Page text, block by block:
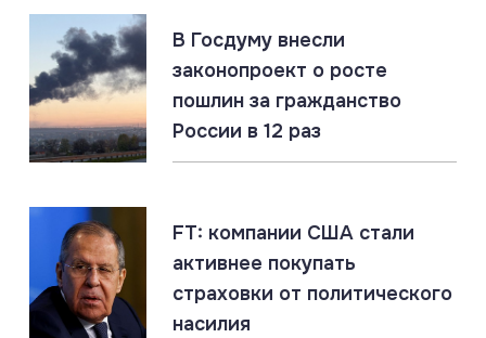
07.08.2026
ЕС переводит Украине €1,4 млрд из доходов от
замороженных активов России
07.08.2026
В Госдуму внесли
законопроект о росте
пошлин за гражданство
России в 12 раз
FT: компании США стали
активнее покупать
страховки от политического
насилия